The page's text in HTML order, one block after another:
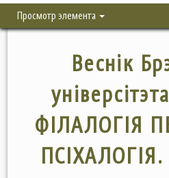
Просмотр элемента
Веснік
ФІЛАЛОГІЯ